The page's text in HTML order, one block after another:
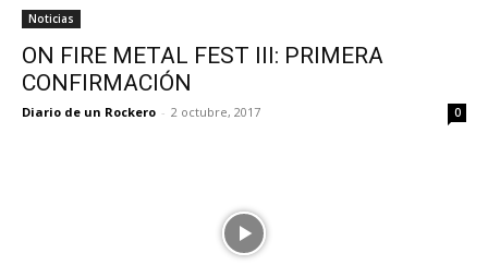
Noticias
ON FIRE METAL FEST III: PRIMERA
CONFIRMACIÓN
Diario de un Rockero - 2 octubre, 2017 0